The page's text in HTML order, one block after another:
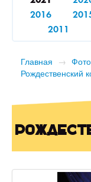
2016
2011
Главная →
Рождественский